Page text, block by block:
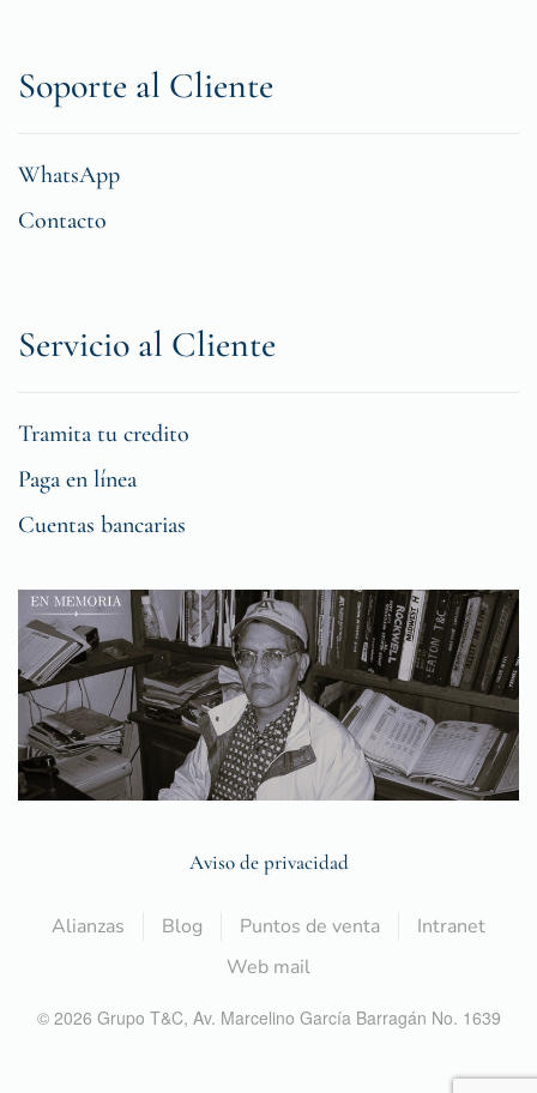
Soporte al Cliente
WhatsApp
Contacto
Servicio al Cliente
Tramita tu credito
Paga en línea
Cuentas bancarias
Aviso de privacidad
Alianzas Blog Puntos de venta
Intranet
Web mail
© 2026 Grupo T&C, Av. Marcelino García Barragán No. 1639